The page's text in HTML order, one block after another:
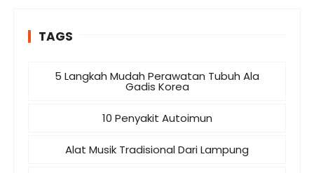
TAGS
5 Langkah Mudah Perawatan Tubuh Ala
Gadis Korea
10 Penyakit Autoimun
Alat Musik Tradisional Dari Lampung